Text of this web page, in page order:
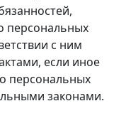
персональных
с ним
если иное
персональных
законами.